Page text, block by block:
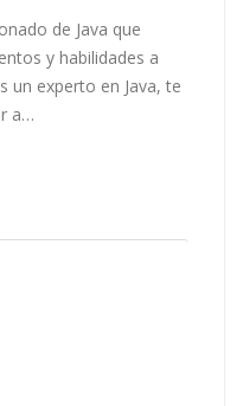
de Java que
y habilidades a
un experto en Java, te
a…